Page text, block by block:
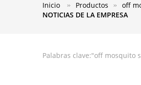
NOTICIAS DE LA EMPRESA
Inicio Productos off
Palabras clave:"off mosquito